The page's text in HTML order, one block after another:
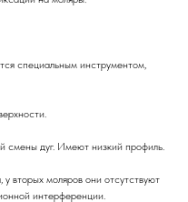
специальным инструментом,
смены дуг. Имеют низкий профиль.
вторых моляров они отсутствуют
интерференции.